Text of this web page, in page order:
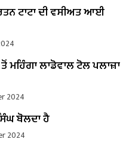
ਟਾਟਾ ਦੀ ਵਸੀਅਤ ਆਈ
ਮਹਿੰਗਾ ਲਾਡੋਵਾਲ ਟੋਲ ਪਲਾਜ਼ਾ
2024
ਬੋਲਦਾ ਹੈ
2024